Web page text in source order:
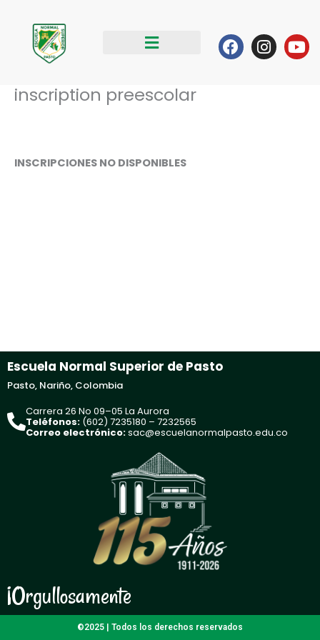
contenido
Facebook
inscription preescolar
INSCRIPCIONES NO DISPONIBLES
Escuela Normal Superior de Pasto
Pasto, Nariño, Colombia
Carrera 26 No 09–05 La Aurora
Teléfonos: (602) 7235180 – 7232565
Correo electrónico:sac@escuelanormalpasto.edu.co
¡Orgullosamente
©2025 | Todos los derechos reservados